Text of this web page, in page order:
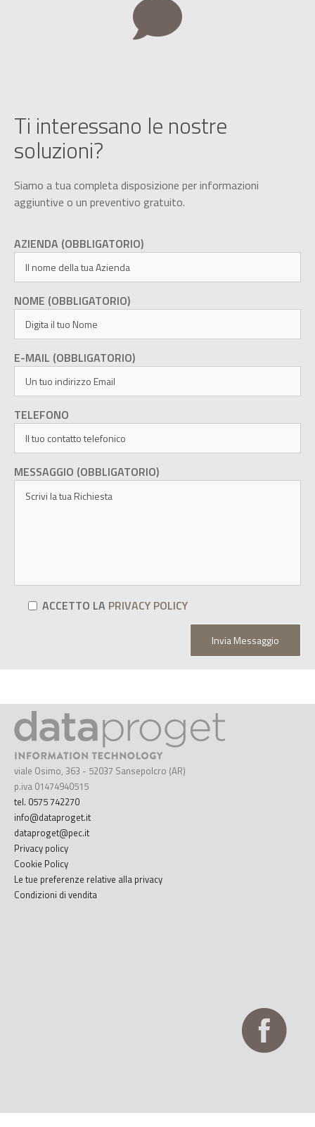
Ti interessano le nostre
soluzioni?
Siamo a tua completa disposizione per informazioni
aggiuntive o un preventivo gratuito.
AZIENDA (OBBLIGATORIO)
NOME (OBBLIGATORIO)
E-MAIL (OBBLIGATORIO)
TELEFONO
MESSAGGIO (OBBLIGATORIO)
ACCETTO LA PRIVACY POLICY
viale Osimo, 363 - 52037 Sansepolcro (AR)
p.iva 01474940515
tel. 0575 742270
info@dataproget.it
dataproget@pec.it
Privacy policy
Cookie Policy
Le tue preferenze relative alla privacy
Condizioni di vendita